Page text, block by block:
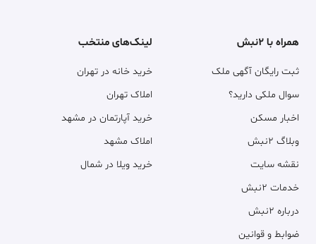
همراه با ۲نبش
ثبت رایگان آگهی ملک
سوال ملکی دارید؟
اخبار مسکن
وبلاگ ۲نبش
نقشه سایت
خدمات ۲نبش
درباره ۲نبش
ضوابط و قوانین
لینک‌های منتخب
خرید خانه در تهران
املاک تهران
خرید آپارتمان در مشهد
املاک مشهد
خرید ویلا در شمال